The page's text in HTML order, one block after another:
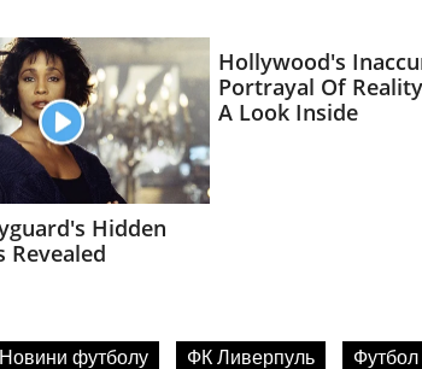
Новини футболу ФК Ливерпуль Футбол